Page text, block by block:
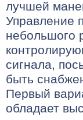
лучшей
Управление
небольшого
сигнала,
быть
Первый
обладает